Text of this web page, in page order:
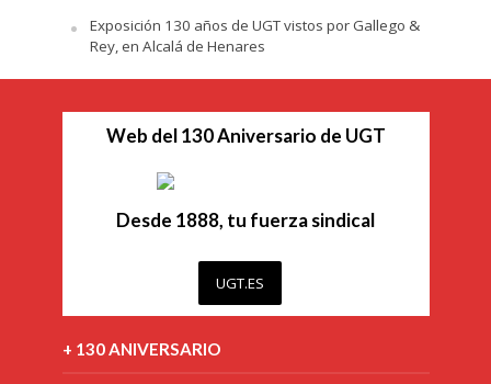
Exposición 130 años de UGT vistos por Gallego &
Rey, en Alcalá de Henares
Web del 130 Aniversario de UGT
Desde 1888, tu fuerza sindical
UGT.ES
+ 130 ANIVERSARIO